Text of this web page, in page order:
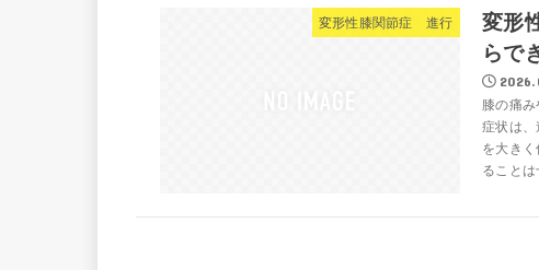
変形性膝関節症 進行
変形
らで
膝の痛
症状は、
を大き
ることは